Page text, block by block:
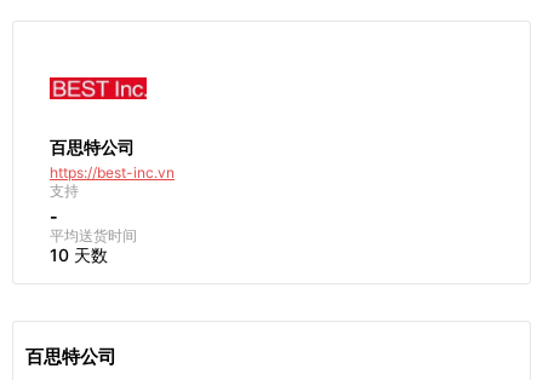
百思特公司
https://best-inc.vn
支持
-
平均送货时间
10 天数
百思特公司